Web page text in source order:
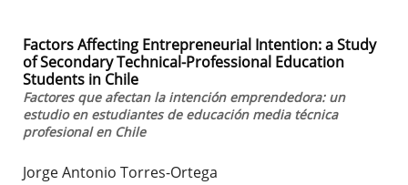
Factors Affecting Entrepreneurial Intention: a Study
of Secondary Technical-Professional Education
Students in Chile
Factores que afectan la intención emprendedora: un
estudio en estudiantes de educación media técnica
profesional en Chile
Jorge Antonio Torres-Ortega